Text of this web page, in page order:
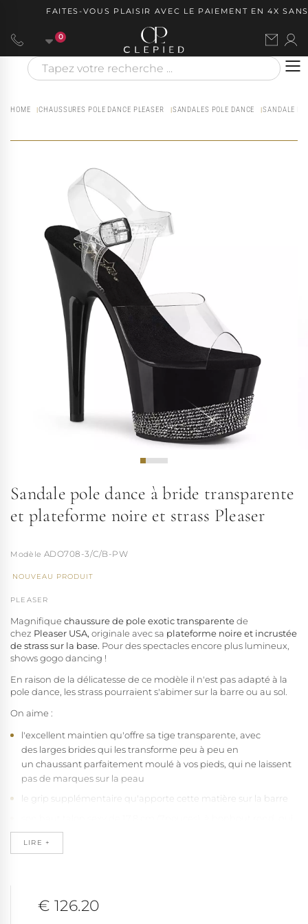
FAITES-VOUS PLAISIR AVEC LE PAIEMENT EN 4X
0
HOME CHAUSSURES POLE DANCE PLEASER SANDALES POLE DANCE
Sandale pole dance à bride transparente
et plateforme noire et strass Pleaser
ADO708-3/C/B-PW
NOUVEAU PRODUIT
PLEASER
Magnifique chaussure de pole exotic transparentede
chez Pleaser USA, originale avec sa plateforme noire et incrustée
de strass sur la base. Pour des spectacles encore plus lumineux,
shows gogo dancing !
En raison de la délicatesse de ce modèle il n'est pas adapté à la
pole dance, les strass pourraient s'abimer sur la barre ou au sol.
On aime :
l'excellent maintien qu'offre sa tige transparente, avec
des larges brides qui les transforme peu à peu en
un chaussant parfaitement moulé à vos pieds, qui ne laissent
pas de marques sur la peau
le grip supplémentaire qu'apporte cette matière sur la barre
affine votre ligne en un clin d'œil
sa plateforme haute de 7 cm ( 2 3/4 pouces) qui réduit la
d'une microfibre antidérapante et moelleuse pour un confort
LIRE +
€ 126.20